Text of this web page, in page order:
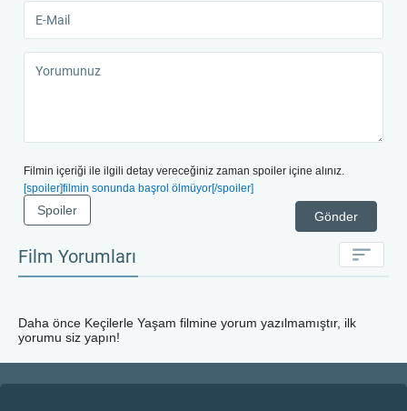
Filmin içeriği ile ilgili detay vereceğiniz zaman spoiler içine alınız.
[spoiler]filmin sonunda başrol ölmüyor[/spoiler]
Gönder
Spoiler
Film Yorumları
Daha önce Keçilerle Yaşam filmine yorum yazılmamıştır, ilk
yorumu siz yapın!